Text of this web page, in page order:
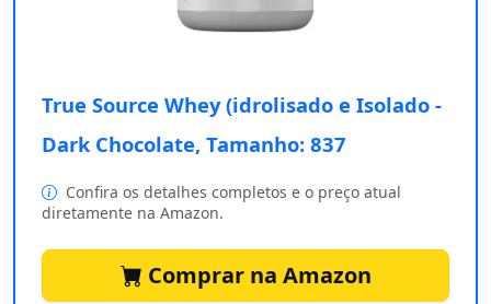
True Source Whey (idrolisado e Isolado -
Dark Chocolate, Tamanho: 837
Confira os detalhes completos e o preço atual
diretamente na Amazon.
Comprar na Amazon